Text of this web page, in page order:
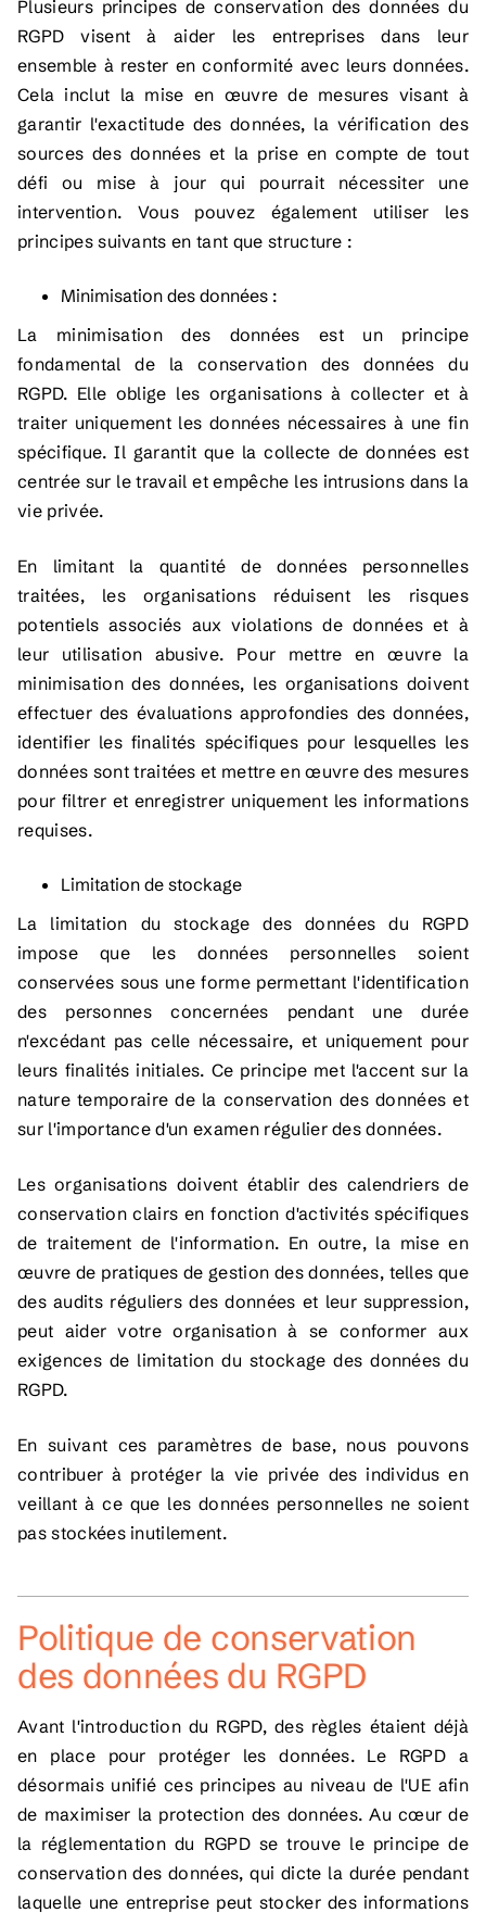
Plusieurs principes de conservation des données du
RGPD visent à aider les entreprises dans leur
ensemble à rester en conformité avec leurs données.
Cela inclut la mise en œuvre de mesures visant à
garantir l'exactitude des données, la vérification des
sources des données et la prise en compte de tout
défi ou mise à jour qui pourrait nécessiter une
intervention. Vous pouvez également utiliser les
principes suivants en tant que structure :
Minimisation des données :
La minimisation des données est un principe
fondamental de la conservation des données du
RGPD. Elle oblige les organisations à collecter et à
traiter uniquement les données nécessaires à une fin
spécifique. Il garantit que la collecte de données est
centrée sur le travail et empêche les intrusions dans la
vie privée.
En limitant la quantité de données personnelles
traitées, les organisations réduisent les risques
potentiels associés aux violations de données et à
leur utilisation abusive. Pour mettre en œuvre la
minimisation des données, les organisations doivent
effectuer des évaluations approfondies des données,
identifier les finalités spécifiques pour lesquelles les
données sont traitées et mettre en œuvre des mesures
pour filtrer et enregistrer uniquement les informations
requises.
Limitation de stockage
La limitation du stockage des données du RGPD
impose que les données personnelles soient
conservées sous une forme permettant l'identification
des personnes concernées pendant une durée
n'excédant pas celle nécessaire, et uniquement pour
leurs finalités initiales. Ce principe met l'accent sur la
nature temporaire de la conservation des données et
sur l'importance d'un examen régulier des données.
Les organisations doivent établir des calendriers de
conservation clairs en fonction d'activités spécifiques
de traitement de l'information. En outre, la mise en
œuvre de pratiques de gestion des données, telles que
des audits réguliers des données et leur suppression,
peut aider votre organisation à se conformer aux
exigences de limitation du stockage des données du
RGPD.
En suivant ces paramètres de base, nous pouvons
contribuer à protéger la vie privée des individus en
veillant à ce que les données personnelles ne soient
pas stockées inutilement.
Politique de conservation
des données du RGPD
Avant l'introduction du RGPD, des règles étaient déjà
en place pour protéger les données. Le RGPD a
désormais unifié ces principes au niveau de l'UE afin
de maximiser la protection des données. Au cœur de
la réglementation du RGPD se trouve le principe de
conservation des données, qui dicte la durée pendant
laquelle une entreprise peut stocker des informations